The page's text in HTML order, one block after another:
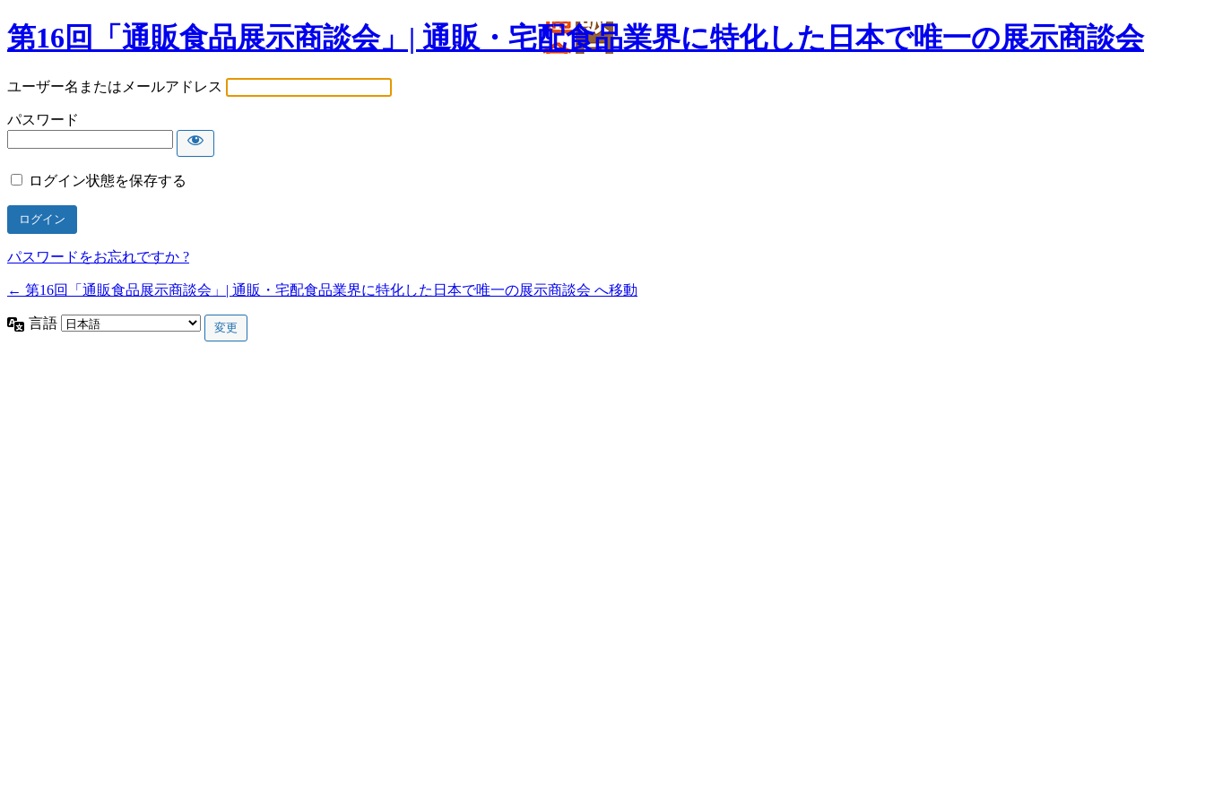
第16回「通販食品展示商談会」| 通販・宅配食品業界に特化した日本で唯一の展示商談会
ユーザー名またはメールアドレス
パスワード
ログイン状態を保存する
パスワードをお忘れですか ?
← 第16回「通販食品展示商談会」| 通販・宅配食品業界に特化した日本で唯一の展示商談会 へ移動
言語